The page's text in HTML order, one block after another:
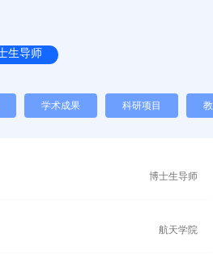
生导师
学术成果 科研项目
博士生导师
航天学院